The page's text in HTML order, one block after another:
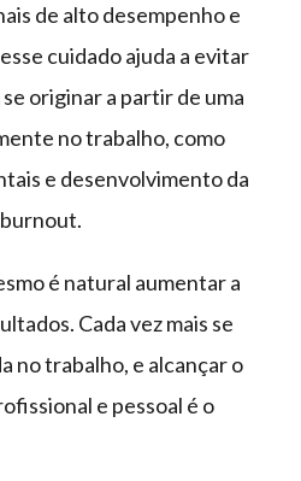
de alto desempenho e
cuidado ajuda a evitar
originar a partir de uma
no trabalho, como
e desenvolvimento da
é natural aumentar a
Cada vez mais se
no trabalho, e alcançar o
e pessoal é o